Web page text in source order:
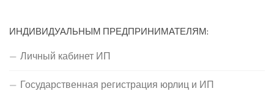
ИНДИВИДУАЛЬНЫМ ПРЕДПРИНИМАТЕЛЯМ:
Личный кабинет ИП
Государственная регистрация юрлиц и ИП